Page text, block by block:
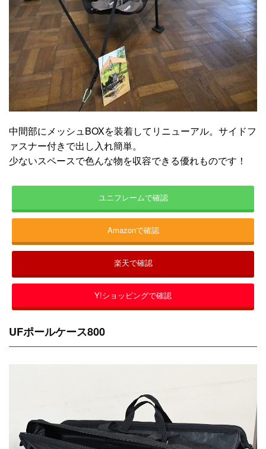
中間部にメッシュBOXを装着してリニューアル。サイドフ
ァスナー付きで出し入れ簡単。
少ないスペースで色んな物を収容できる優れものです！
ユニフレームで確認
Amazonで確認
楽天で確認
Y!ショッピングで確認
UFポールケース800